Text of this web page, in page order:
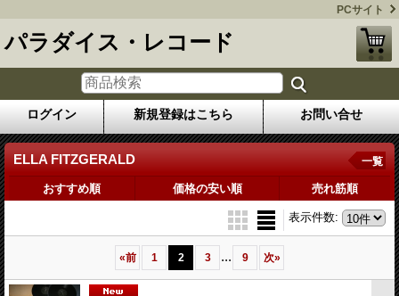
PCサイト
パラダイス・レコード
ログイン 新規登録はこちら お問い合せ
ELLA FITZGERALD 一覧
おすすめ順 価格の安い順 売れ筋順
表示件数:
«前 1 2 3 ... 9 次»